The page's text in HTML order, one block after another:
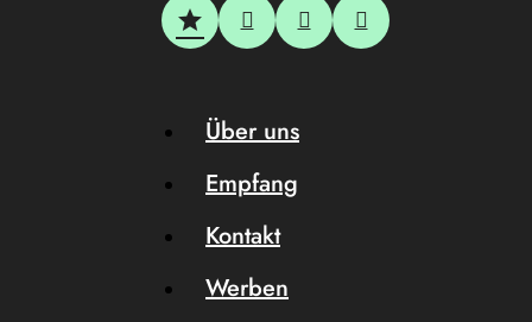
Über uns
Empfang
Kontakt
Werben